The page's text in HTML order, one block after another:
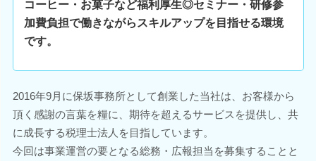
コーヒー・お菓子など福利厚生◎セミナー・研修参
加費負担で働きながらスキルアップを目指せる環境
です。
2016年9月に保坂事務所として創業した当社は、お客様から
頂く感謝の言葉を糧に、期待を超えるサービスを提供し、共
に成長する税理士法人を目指しています。
今回は事業運営の要となる総務・広報担当を募集することと